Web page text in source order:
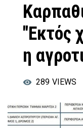
"Εκτός
η
289 VIEWS